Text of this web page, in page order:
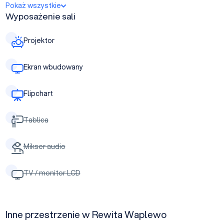
Pokaż wszystkie
Wyposażenie sali
Projektor
Ekran wbudowany
Flipchart
Tablica
Mikser audio
TV / monitor LCD
Inne przestrzenie w Rewita Waplewo